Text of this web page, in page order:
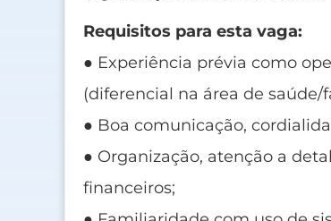
Requisitos para esta vaga:
● Experiência prévia como
(diferencial na área de saúde/
● Boa comunicação,
● Organização, atenção a
financeiros;